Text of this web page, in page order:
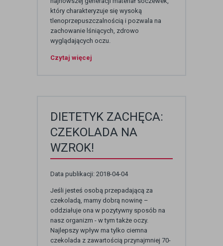
który charakteryzuje się wysoką
tlenoprzepuszczalnością i pozwala na
zachowanie lśniących, zdrowo
wyglądających oczu.
Czytaj więcej
DIETETYK ZACHĘCA:
CZEKOLADA NA
WZROK!
Data publikacji: 2018-04-04
Jeśli jesteś osobą przepadającą za
czekoladą, mamy dobrą nowinę –
oddziałuje ona w pozytywny sposób na
nasz organizm - w tym także oczy.
Najlepszy wpływ ma tylko ciemna
czekolada z zawartością przynajmniej 70-